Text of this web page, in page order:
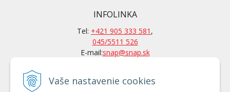
Vaše nastavenie cookies
INFOLINKA
Tel: +421 905 333 581 ,
045/5511 526
E-mail:snap@snap.sk
KONTAKTY